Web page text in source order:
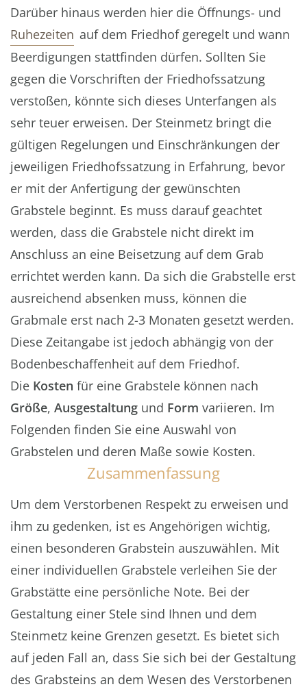
Darüber hinaus werden hier die Öffnungs- und
Ruhezeiten auf dem Friedhof geregelt und wann
Beerdigungen stattfinden dürfen. Sollten Sie
gegen die Vorschriften der Friedhofssatzung
verstoßen, könnte sich dieses Unterfangen als
sehr teuer erweisen. Der Steinmetz bringt die
gültigen Regelungen und Einschränkungen der
jeweiligen Friedhofssatzung in Erfahrung, bevor
er mit der Anfertigung der gewünschten
Grabstele beginnt. Es muss darauf geachtet
werden, dass die Grabstele nicht direkt im
Anschluss an eine Beisetzung auf dem Grab
errichtet werden kann. Da sich die Grabstelle erst
ausreichend absenken muss, können die
Grabmale erst nach 2-3 Monaten gesetzt werden.
Diese Zeitangabe ist jedoch abhängig von der
Bodenbeschaffenheit auf dem Friedhof.
Die Kosten für eine Grabstele können nach
Größe, Ausgestaltung und Form variieren. Im
Folgenden finden Sie eine Auswahl von
Grabstelen und deren Maße sowie Kosten.
Zusammenfassung
Um dem Verstorbenen Respekt zu erweisen und
ihm zu gedenken, ist es Angehörigen wichtig,
einen besonderen Grabstein auszuwählen. Mit
einer individuellen Grabstele verleihen Sie der
Grabstätte eine persönliche Note. Bei der
Gestaltung einer Stele sind Ihnen und dem
Steinmetz keine Grenzen gesetzt. Es bietet sich
auf jeden Fall an, dass Sie sich bei der Gestaltung
des Grabsteins an dem Wesen des Verstorbenen